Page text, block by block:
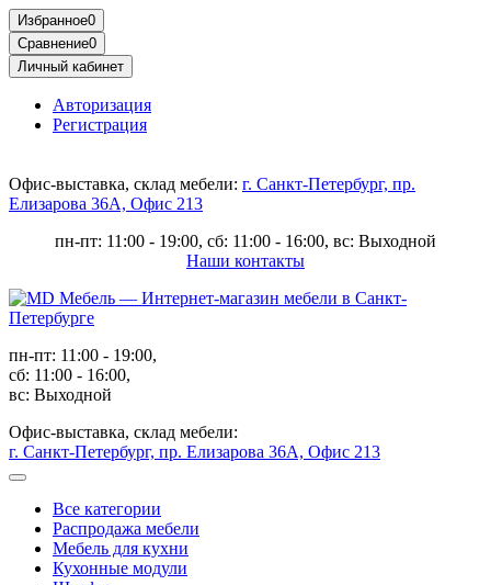
Избранное0
Сравнение0
Личный кабинет
Авторизация
Регистрация
Офис-выставка, склад мебели: г. Санкт-Петербург, пр.
Елизарова 36А, Офис 213
пн-пт: 11:00 - 19:00, сб: 11:00 - 16:00, вс: Выходной
Наши контакты
пн-пт: 11:00 - 19:00,
сб: 11:00 - 16:00,
вс: Выходной
Офис-выставка, склад мебели:
г. Санкт-Петербург, пр. Елизарова 36А, Офис 213
Все категории
Распродажа мебели
Мебель для кухни
Кухонные модули